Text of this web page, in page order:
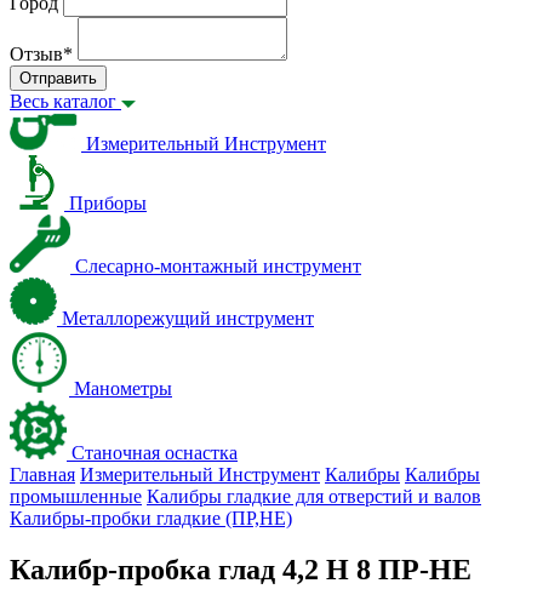
Отзыв*
Отправить
Весь каталог
Измерительный Инструмент
Приборы
Слесарно-монтажный инструмент
Металлорежущий инструмент
Манометры
Станочная оснастка
Главная Измерительный Инструмент Калибры Калибры
промышленные Калибры гладкие для отверстий и валов
Калибры-пробки гладкие (ПР,НЕ)
Калибр-пробка глад 4,2 H 8 ПР-НЕ